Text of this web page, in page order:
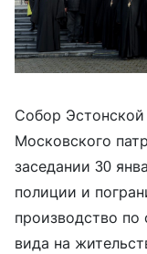
Собор
Московского
заседании 30
полиции и
производство по
вида на